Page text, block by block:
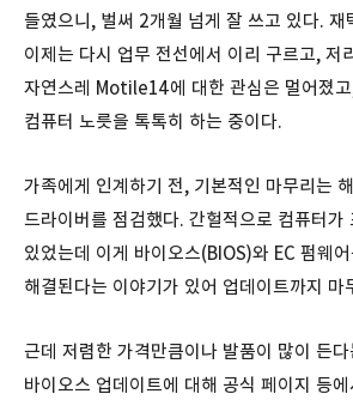
들였으니, 벌써 2개월 넘게 잘 쓰고 있다. 재
이제는 다시 업무 전선에서 이리 구르고, 저
자연스레 Motile14에 대한 관심은 멀어졌
컴퓨터 노릇을 톡톡히 하는 중이다.
가족에게 인계하기 전, 기본적인 마무리는
드라이버를 점검했다. 간헐적으로 컴퓨터가
있었는데 이게 바이오스(BIOS)와 EC 펌웨
해결된다는 이야기가 있어 업데이트까지 마
근데 저렴한 가격만큼이나 발품이 많이 든
바이오스 업데이트에 대해 공식 페이지 등